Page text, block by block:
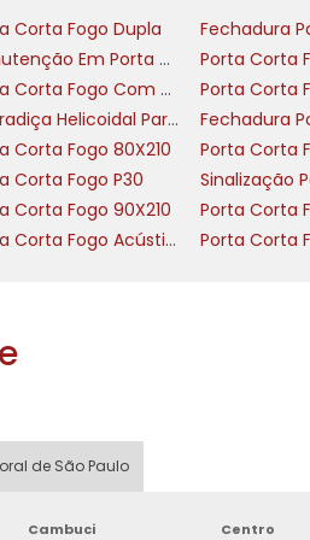
da porta ou batente,
adesivo estrutural
da central de
para que usuários
do corpo em
Corta Fogo Dupla
Manutenção Em Porta Corta Fogo
Porta Corta Fogo Com Barra Antipanico
Dobradiça Helicoidal Para Porta Corta Fogo
Corta Fogo 80X210
Corta Fogo P30
Corta Fogo 90X210 Porta Corta
Porta Corta Fogo Acústica Nível 1
de São Paulo
Cambuci Centro